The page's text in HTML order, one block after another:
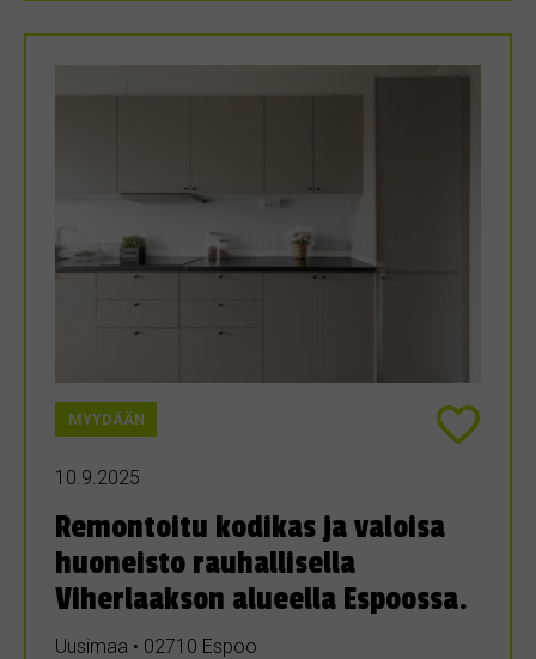
MYYDÄÄN
10.9.2025
Remontoitu kodikas ja valoisa
huoneisto rauhallisella
Viherlaakson alueella Espoossa.
Uusimaa • 02710 Espoo